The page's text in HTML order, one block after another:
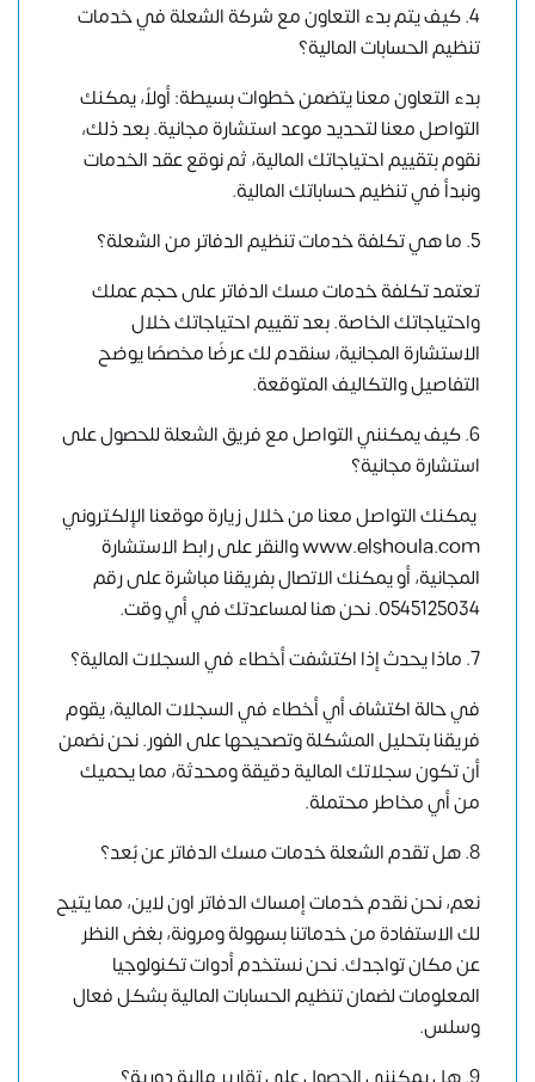
4. كيف يتم بدء التعاون مع شركة الشعلة في خدمات
تنظيم الحسابات المالية؟
بدء التعاون معنا يتضمن خطوات بسيطة: أولاً، يمكنك
التواصل معنا لتحديد موعد استشارة مجانية. بعد ذلك،
نقوم بتقييم احتياجاتك المالية، ثم نوقع عقد الخدمات
ونبدأ في تنظيم حساباتك المالية.
5. ما هي تكلفة خدمات تنظيم الدفاتر من الشعلة؟
تعتمد تكلفة خدمات مسك الدفاتر على حجم عملك
واحتياجاتك الخاصة. بعد تقييم احتياجاتك خلال
الاستشارة المجانية، سنقدم لك عرضًا مخصصًا يوضح
التفاصيل والتكاليف المتوقعة.
6. كيف يمكنني التواصل مع فريق الشعلة للحصول على
استشارة مجانية؟
يمكنك التواصل معنا من خلال زيارة موقعنا الإلكتروني
www.elshoula.com والنقر على رابط الاستشارة
المجانية، أو يمكنك الاتصال بفريقنا مباشرة على رقم
0545125034. نحن هنا لمساعدتك في أي وقت.
7. ماذا يحدث إذا اكتشفت أخطاء في السجلات المالية؟
في حالة اكتشاف أي أخطاء في السجلات المالية، يقوم
فريقنا بتحليل المشكلة وتصحيحها على الفور. نحن نضمن
أن تكون سجلاتك المالية دقيقة ومحدثة، مما يحميك
من أي مخاطر محتملة.
8. هل تقدم الشعلة خدمات مسك الدفاتر عن بُعد؟
نعم، نحن نقدم خدمات إمساك الدفاتر اون لاين، مما يتيح
لك الاستفادة من خدماتنا بسهولة ومرونة، بغض النظر
عن مكان تواجدك. نحن نستخدم أدوات تكنولوجيا
المعلومات لضمان تنظيم الحسابات المالية بشكل فعال
وسلس.